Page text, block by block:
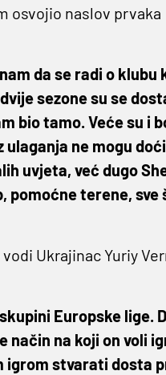
osvojio naslov prvaka
da se radi o klubu
sezone su se
bio tamo. Veće su i
ne mogu
uvjeta, već dugo
pomoćne terene, sve
Ukrajinac Yuriy
Europske lige.
način na koji on voli
igrom stvarati dosta